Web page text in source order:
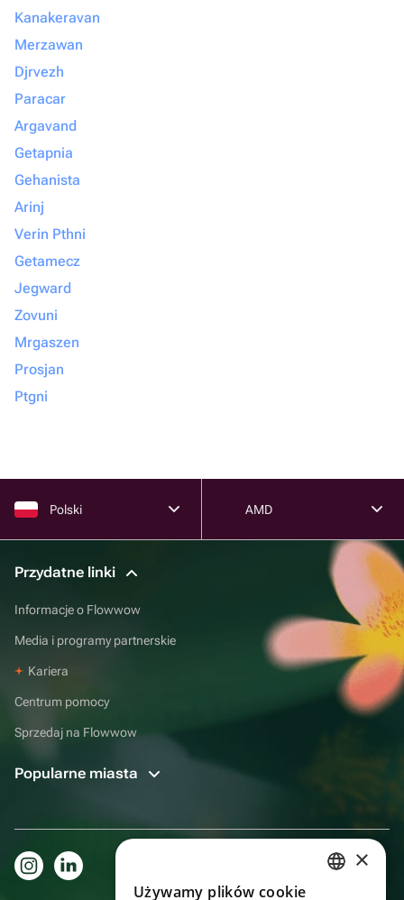
Kanakeravan
Merzawan
Djrvezh
Paracar
Argavand
Getapnia
Gehanista
Arinj
Verin Pthni
Getamecz
Jegward
Zovuni
Mrgaszen
Prosjan
Ptgni
Polski AMD
Przydatne linki
Informacje o Flowwow
Media i programy partnerskie
Kariera
Centrum pomocy
Sprzedaj na Flowwow
Popularne miasta
×
Używamy plików cookie